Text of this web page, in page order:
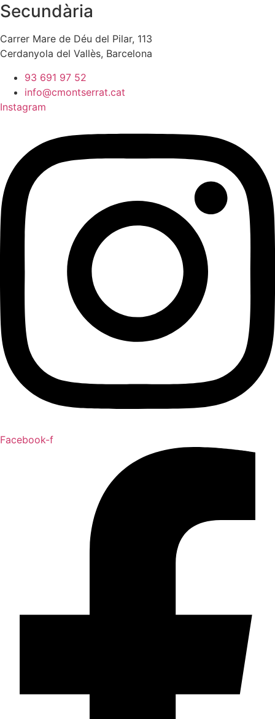
Secundària
Carrer Mare de Déu del Pilar, 113
Cerdanyola del Vallès, Barcelona
93 691 97 52
info@cmontserrat.cat
Instagram
Facebook-f